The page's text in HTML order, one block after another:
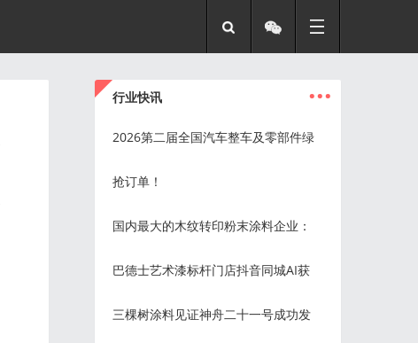
行业快讯 ...
2026第二届全国汽车整车及零部件绿
抢订单！
国内最大的木纹转印粉末涂料企业：
巴德士艺术漆标杆门店抖音同城AI获
三棵树涂料见证神舟二十一号成功发